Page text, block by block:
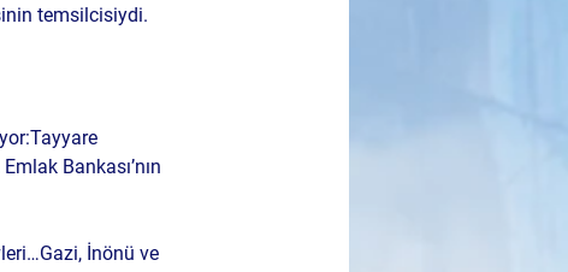
temsilcisiydi.
Bankası’nın
İnönü ve